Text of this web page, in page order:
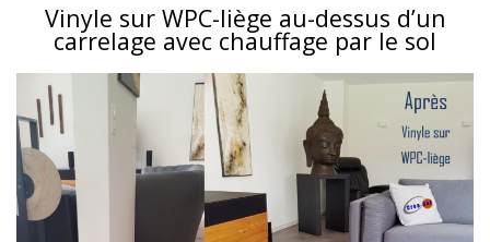
Vinyle sur WPC-liège au-dessus d’un
carrelage avec chauffage par le sol